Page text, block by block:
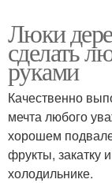
Люки
сделать
руками
Качественно
мечта любого
хорошем
фрукты, закатку
холодильнике.